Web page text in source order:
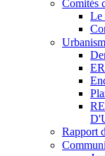
Comités
Le
Rapport